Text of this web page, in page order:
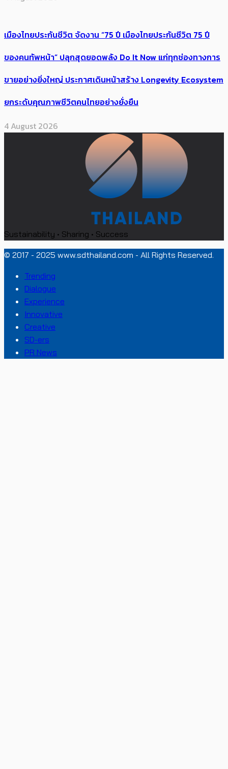
เมืองไทยประกันชีวิต จัดงาน “75 ปี เมืองไทยประกันชีวิต 75 ปี
ของคนทัพหน้า” ปลุกสุดยอดพลัง Do It Now แก่ทุกช่องทางการ
ขายอย่างยิ่งใหญ่ ประกาศเดินหน้าสร้าง Longevity Ecosystem
ยกระดับคุณภาพชีวิตคนไทยอย่างยั่งยืน
4 August 2026
Sustainability • Sharing • Success
© 2017 - 2025 www.sdthailand.com - All Rights Reserved.
Trending
Dialogue
Experience
Innovative
Creative
SD-ers
PR News